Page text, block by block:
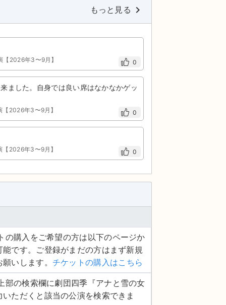
もっと見る keyboard_arrow_right
2026年3〜9月】 0
ました。自身では良い席はなかなかゲッ
2026年3〜9月】 0
2026年3〜9月】 0
の購入をご希望の方は以下のページか
能です。ご登録がまだの方はまず新規
いします。 チケットの購入はこちら
部の検索欄に劇団四季『アナと雪の女
いただくと該当の公演を検索できま